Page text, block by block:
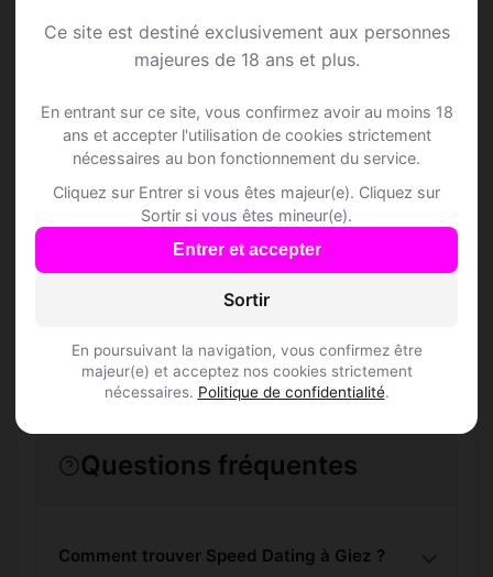
Ce site est destiné exclusivement aux personnes
majeures de 18 ans et plus.
En entrant sur ce site, vous confirmez avoir au moins 18
ans et accepter l'utilisation de cookies strictement
nécessaires au bon fonctionnement du service.
Cliquez sur Entrer si vous êtes majeur(e). Cliquez sur
Sortir si vous êtes mineur(e).
Entrer et accepter
Sortir
En poursuivant la navigation, vous confirmez être
majeur(e) et acceptez nos cookies strictement
nécessaires. Politique de confidentialité.
Speed Dating à Giez
Rejoins les membres de Giez et des
alentours !
S'inscrire gratuitement
Questions fréquentes
Comment trouver Speed Dating à Giez ?